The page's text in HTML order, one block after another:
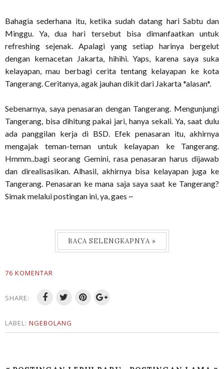
Bahagia sederhana itu, ketika sudah datang hari Sabtu dan
Minggu. Ya, dua hari tersebut bisa dimanfaatkan untuk
refreshing sejenak. Apalagi yang setiap harinya bergelut
dengan kemacetan Jakarta, hihihi. Yaps, karena saya suka
kelayapan, mau berbagi cerita tentang kelayapan ke kota
Tangerang. Ceritanya, agak jauhan dikit dari Jakarta *alasan*.
Sebenarnya, saya penasaran dengan Tangerang. Mengunjungi
Tangerang, bisa dihitung pakai jari, hanya sekali. Ya, saat dulu
ada panggilan kerja di BSD. Efek penasaran itu, akhirnya
mengajak teman-teman untuk kelayapan ke Tangerang.
Hmmm..bagi seorang Gemini, rasa penasaran harus dijawab
dan direalisasikan. Alhasil, akhirnya bisa kelayapan juga ke
Tangerang. Penasaran ke mana saja saya saat ke Tangerang?
Simak melalui postingan ini, ya, gaes ~
BACA SELENGKAPNYA »
76 KOMENTAR
SHARE:
LABEL: NGEBOLANG